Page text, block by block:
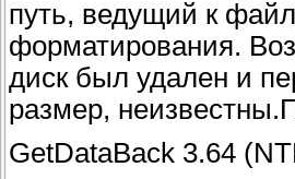
путь, ведущий к
форматирования.
диск был удален и
размер,
GetDataBack 3.64